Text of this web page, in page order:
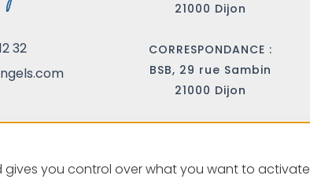
32
21000 Dijon
CORRESPONDANCE :
BSB, 29 rue Sambin
21000 Dijon
gives you control over what you want to activate